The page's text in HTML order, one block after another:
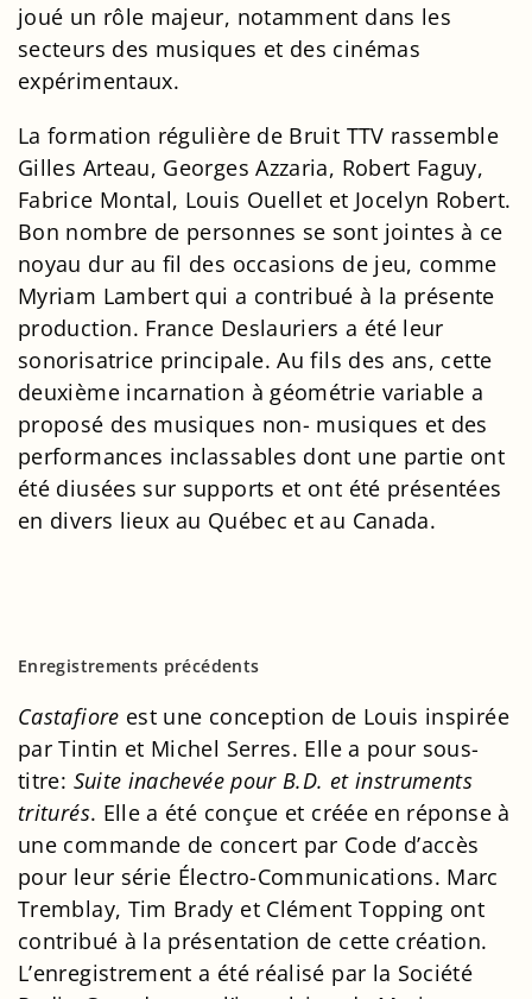
joué un rôle majeur, notamment dans les
secteurs des musiques et des cinémas
expérimentaux.
La formation régulière de Bruit TTV rassemble
Gilles Arteau, Georges Azzaria, Robert Faguy,
Fabrice Montal, Louis Ouellet et Jocelyn Robert.
Bon nombre de personnes se sont jointes à ce
noyau dur au fil des occasions de jeu, comme
Myriam Lambert qui a contribué à la présente
production. France Deslauriers a été leur
sonorisatrice principale. Au fils des ans, cette
deuxième incarnation à géométrie variable a
proposé des musiques non- musiques et des
performances inclassables dont une partie ont
été diusées sur supports et ont été présentées
en divers lieux au Québec et au Canada.
Enregistrements précédents
Castafiore est une conception de Louis inspirée
par Tintin et Michel Serres. Elle a pour sous-
titre: Suite inachevée pour B.D. et instruments
triturés. Elle a été conçue et créée en réponse à
une commande de concert par Code d’accès
pour leur série Électro-Communications. Marc
Tremblay, Tim Brady et Clément Topping ont
contribué à la présentation de cette création.
L’enregistrement a été réalisé par la Société